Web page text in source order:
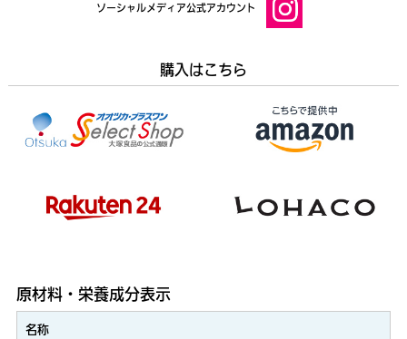
ソーシャルメディア公式アカウント
購入はこちら
原材料・栄養成分表示
名称